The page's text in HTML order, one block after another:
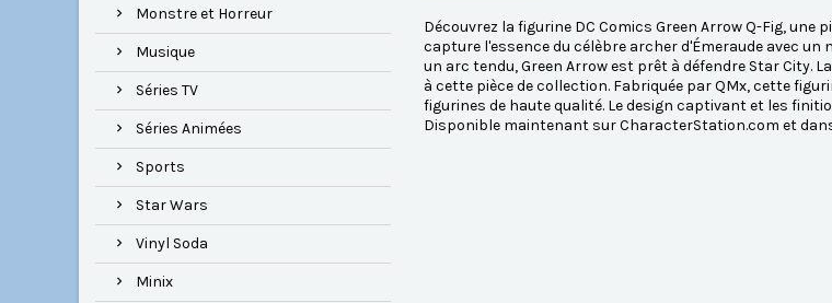
Monstre et Horreur
Musique
Séries TV
Séries Animées
Sports
Star Wars
Vinyl Soda
Minix
Découvrez la figurine DC Comics Green Arrow Q-Fig,
capture l'essence du célèbre archer d'Émeraude avec
un arc tendu, Green Arrow est prêt à défendre Star City.
à cette pièce de collection. Fabriquée par QMx, cette
figurines de haute qualité. Le design captivant et les
Disponible maintenant sur CharacterStation.com et